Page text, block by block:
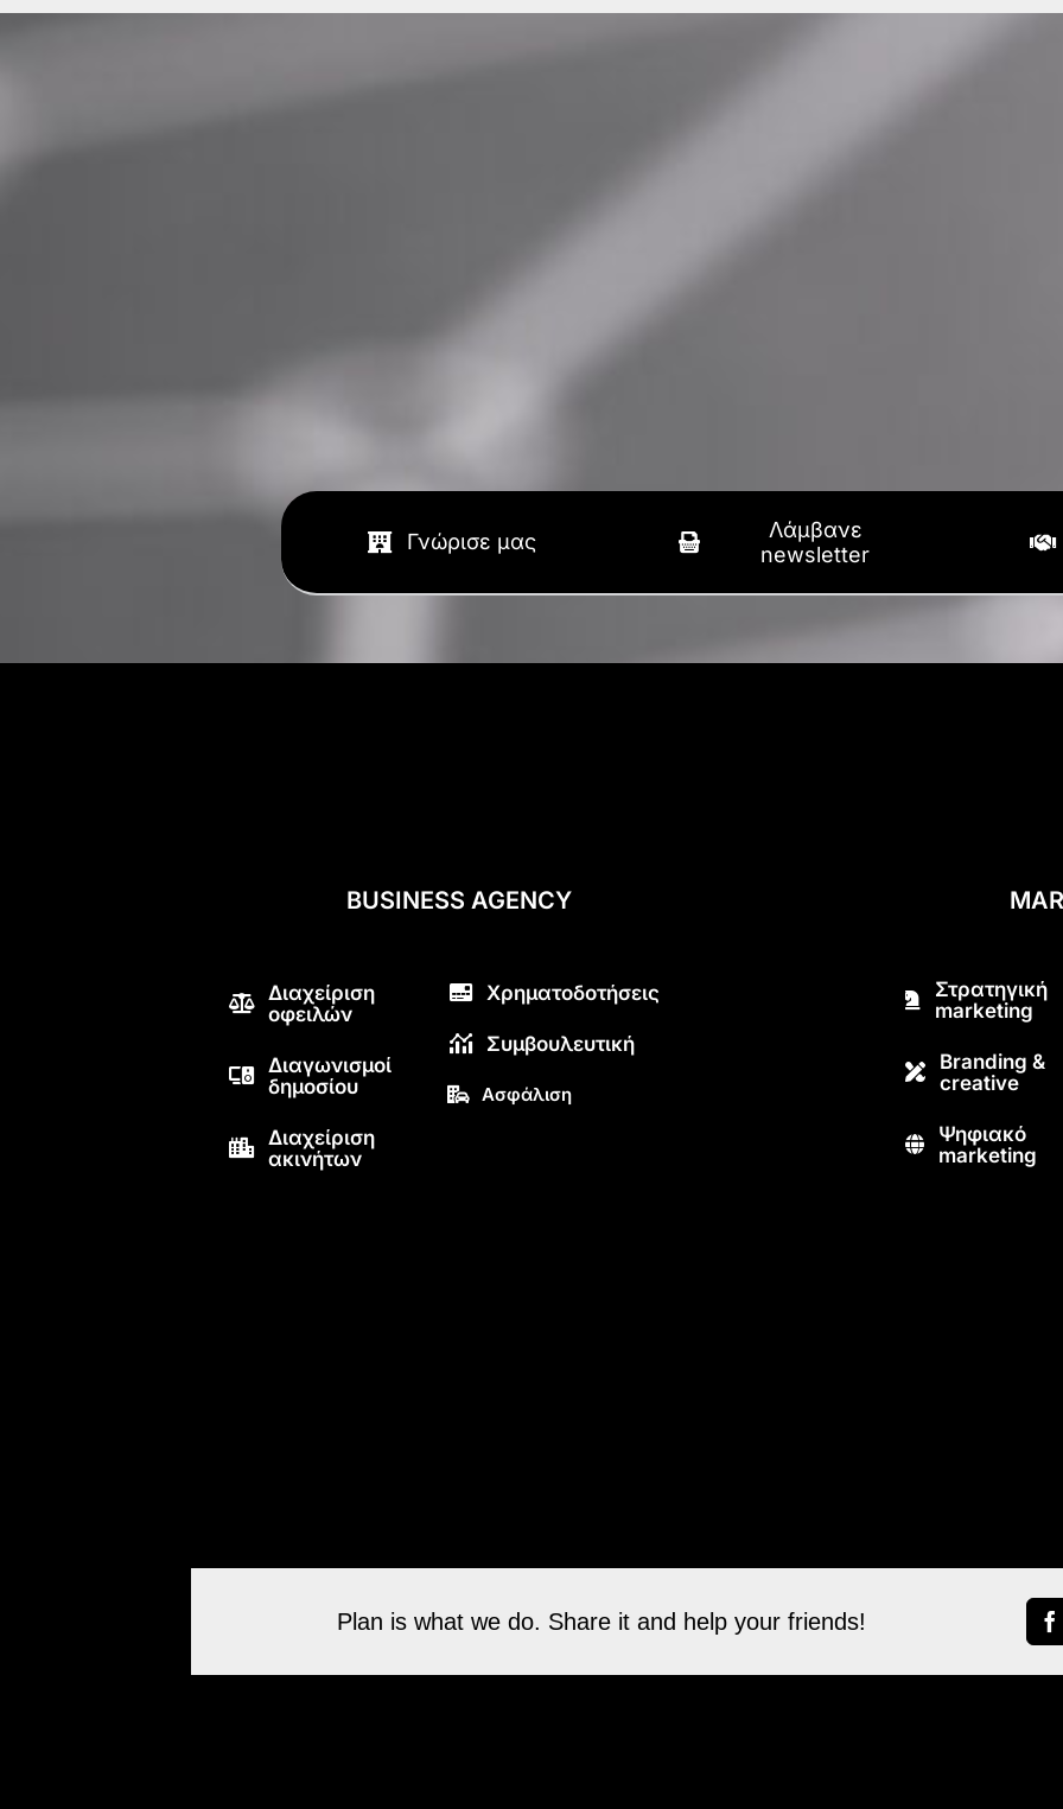
Γνώρισε μας
Λάμβανε
newsletter
BUSINESS AGENCY
Διαχείριση
οφειλών
Διαγωνισμοί
δημοσίου
Διαχείριση
ακινήτων
Χρηματοδοτήσεις
Συμβουλευτική
Ασφάλιση
Στρατηγική
marketing
Branding &
creative
Ψηφιακό
marketing
Plan is what we do. Share it and help your friends!